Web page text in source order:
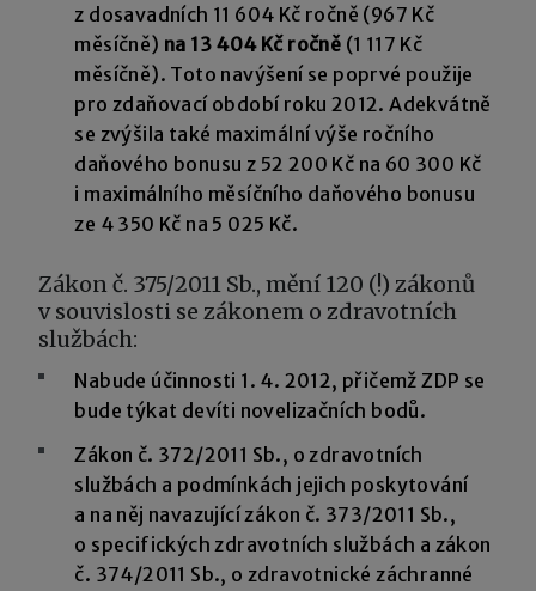
z dosavadních 11 604 Kč ročně (967 Kč
měsíčně) na 13 404 Kč ročně (1 117 Kč
měsíčně). Toto navýšení se poprvé použije
pro zdaňovací období roku 2012. Adekvátně
se zvýšila také maximální výše ročního
daňového bonusu z 52 200 Kč na 60 300 Kč
i maximálního měsíčního daňového bonusu
ze 4 350 Kč na 5 025 Kč.
Zákon č. 375/2011 Sb., mění 120 (!) zákonů
v souvislosti se zákonem o zdravotních
službách:
Nabude účinnosti 1. 4. 2012, přičemž ZDP se
bude týkat devíti novelizačních bodů.
Zákon č. 372/2011 Sb., o zdravotních
službách a podmínkách jejich poskytování
a na něj navazující zákon č. 373/2011 Sb.,
o specifických zdravotních službách a zákon
č. 374/2011 Sb., o zdravotnické záchranné